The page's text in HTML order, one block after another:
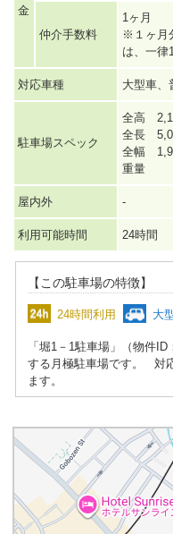
金
仲介手数料
1ヶ月
※１ヶ月
は、一律
対応車種 大型車、
駐車場スペック
全高
全長
全幅
重量
屋内外 -
利用可能時間 24時間
【この駐車場の特徴】
24時間利用 大
「堀1－1駐車場」（物件
する月極駐車場です。 対
ます。